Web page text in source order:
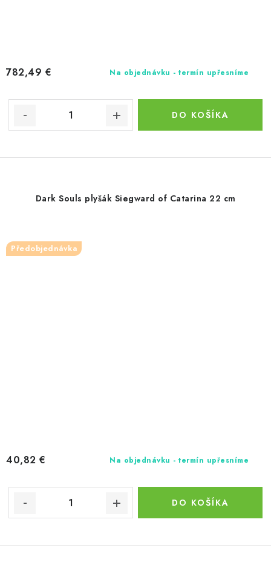
Na objednávku - termín upřesníme
782,49 €
DO KOŠÍKA
Dark Souls plyšák Siegward of Catarina 22 cm
Předobjednávka
Na objednávku - termín upřesníme
40,82 €
DO KOŠÍKA